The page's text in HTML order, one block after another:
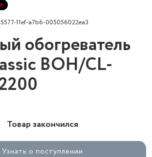
11ef-a7b6-005056022ea3
обогреватель
BOH/CL-
Товар закончился
Узнать о поступлении